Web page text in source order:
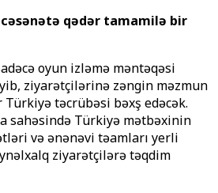
qədər tamamilə bir
oyun izləmə məntəqəsi
ziyarətçilərinə zəngin məzmun
təcrübəsi bəxş edəcək.
sahəsində Türkiyə mətbəxinin
və ənənəvi təamları yerli
ziyarətçilərə təqdim